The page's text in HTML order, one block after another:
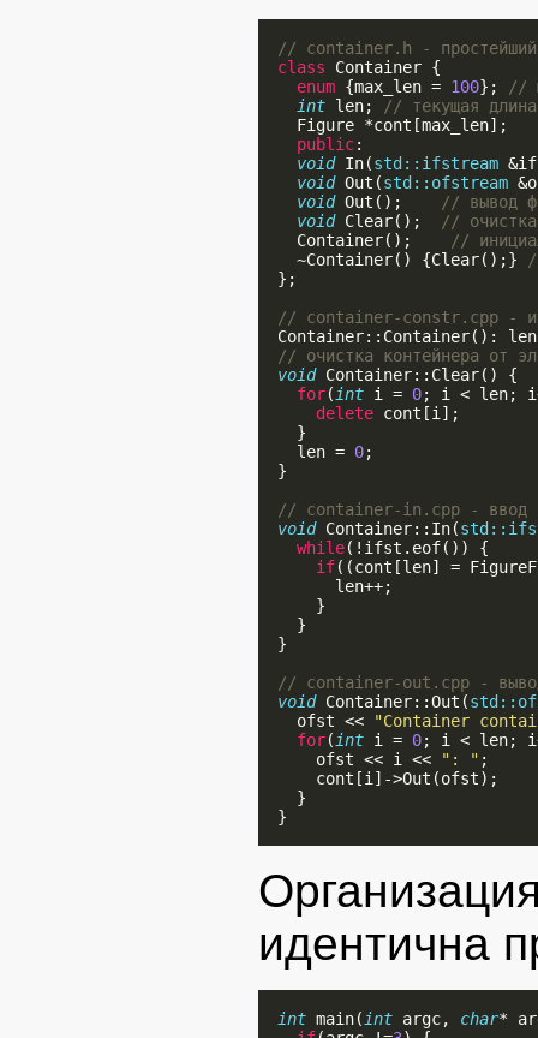
// container.h - простейший
class Container {
enum {max_len = 100};
//
int len;
// текущая длина
    Figure *cont[max_len];
public:
void In(std::ifstream
void Out(std::ofstream
void Out();
// вывод
void Clear();
// очистка
    Container();
//
    ~Container() {Clear();}
  };
// container-constr.cpp -
Container::Container():
// очистка контейнера от
void Container::Clear() {
for( int i = 0; i < len;
delete cont[i];
    }
    len =
0;
  }
// container-in.cpp - ввод
void Container::In(
while(!ifst.eof()) {
if((cont[len] =
        len++;
      }
    }
  }
// container-out.cpp - вывод
void Container::Out(
    ofst <<
"Container
for( int i = 0; i < len;
      ofst << i <<
": " ;
      cont[i]->Out(ofst);
    }
  }
идентична
int main( int argc, char*